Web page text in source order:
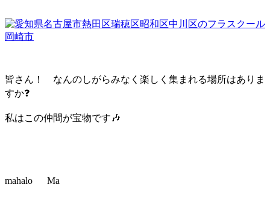
皆さん！ なんのしがらみなく楽しく集まれる場所はありま
すか❓
私はこの仲間が宝物です🎶
mahalo Ma